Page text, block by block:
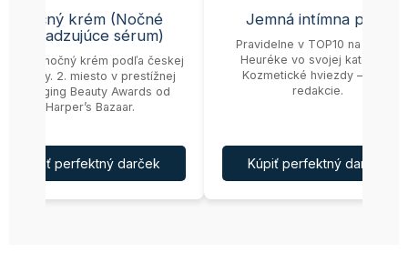
Nočný krém (Nočné
vyhladzujúce sérum)
nočný krém podľa českej
Heuréky. 2. miesto v prestížnej
Pro-Aging Beauty Awards od
Harper’s Bazaar.
Kúpiť perfektný darček
Jemná intímna pena
Pravidelne v TOP10 na českej
Heuréke vo svojej kategórii.
Kozmetické hviezdy – Cena
redakcie.
Kúpiť perfektný darček